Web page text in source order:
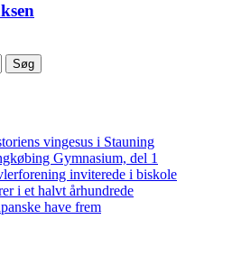
vingesus i Stauning
Gymnasium, del 1
inviterede i biskole
i et halvt århundrede
have frem